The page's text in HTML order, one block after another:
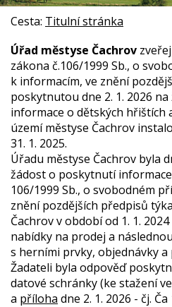
Cesta: Titulní stránka
Úřad městyse Čachrov
zákona č.106/1999 Sb., o
k informacím, ve znění
poskytnutou dne 2. 1. 2026
informace o dětských hřištích
území městyse Čachrov
31. 1. 2025.
Úřadu městyse Čachrov byla
žádost o poskytnutí
106/1999 Sb., o svobodném
znění pozdějších předpisů
Čachrov v období od 1. 1.
nabídky na prodej a
s herními prvky, objednávky a
Žadateli byla odpověď
datové schránky (ke stažení
a příloha dne 2. 1. 2026 - čj.